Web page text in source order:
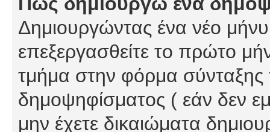
Δημιουργώντας ένα νέο
επεξεργασθείτε το πρώτο
τμήμα στην φόρμα σύνταξης
δημοψηφίσματος ( εάν δεν
μην έχετε δικαιώματα